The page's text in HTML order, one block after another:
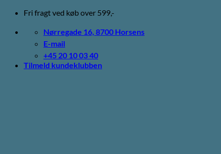
Fortsæt
indhold
Fri fragt ved køb over 599,-
Nørregade 16, 8700 Horsens
E-mail
+45 20 10 03 40
Tilmeld kundeklubben